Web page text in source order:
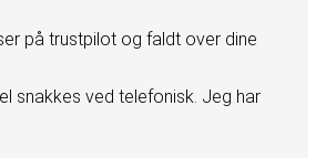
på trustpilot og faldt over dine
snakkes ved telefonisk. Jeg har